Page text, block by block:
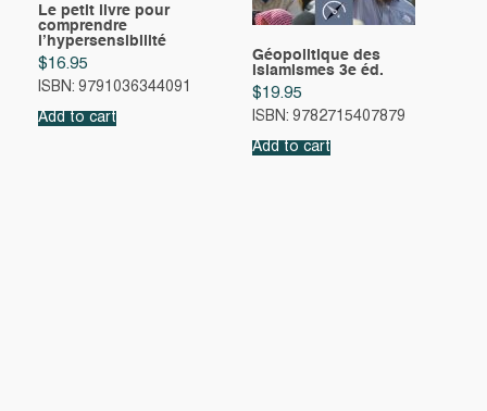
Le petit livre pour
comprendre
l’hypersensibilité
$16.95
ISBN: 9791036344091
Add to cart
Géopolitique des
islamismes 3e éd.
$19.95
ISBN: 9782715407879
Add to cart